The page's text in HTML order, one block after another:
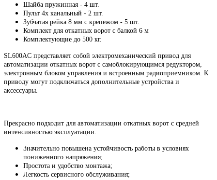
Шайба пружинная - 4 шт.
Пульт 4х канальный - 2 шт.
Зубчатая рейка 8 мм с крепежом - 5 шт.
Комплект для откатных ворот с балкой 6 м
Комплектующие до 500 кг.
SL600AC представляет собой электромеханический привод для
автоматизации откатных ворот с самоблокирующимся редуктором,
электронным блоком управления и встроенным радиоприемником. К
приводу могут подключаться дополнительные устройства и
аксессуары.
Прекрасно подходит для автоматизации откатных ворот с средней
интенсивностью эксплуатации.
Значительно повышена устойчивость работы в условиях
пониженного напряжения;
Простота и удобство монтажа;
Легкость сервисного обслуживания;